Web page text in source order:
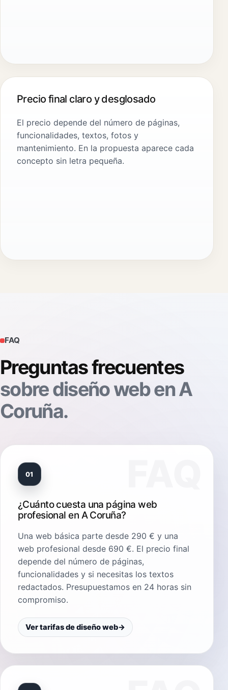
Precio final claro y desglosado
El precio depende del número de páginas,
funcionalidades, textos, fotos y
mantenimiento. En la propuesta aparece cada
concepto sin letra pequeña.
FAQ
Preguntas frecuentes
sobre diseño web en A
Coruña.
01
¿Cuánto cuesta una página web
profesional en A Coruña?
Una web básica parte desde 290 € y una
web profesional desde 690 €. El precio final
depende del número de páginas,
funcionalidades y si necesitas los textos
redactados. Presupuestamos en 24 horas sin
compromiso.
Ver tarifas de diseño web→